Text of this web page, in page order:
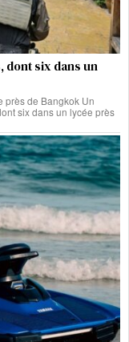
dont six dans un
près de Bangkok Un
six dans un lycée près